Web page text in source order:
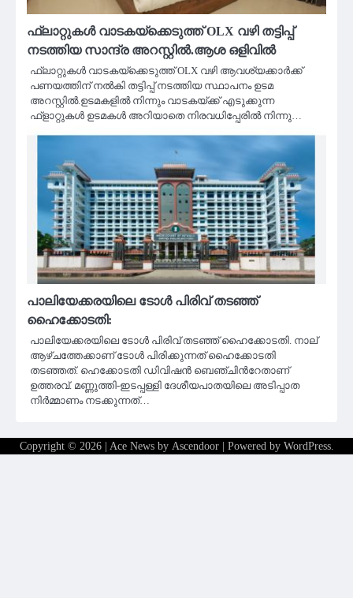
ഫ്ലാറ്റുകൾ വാടകയ്ക്കെടുത്ത് OLX വഴി തട്ടിപ്പ്
നടത്തിയ സാന്ദ്ര അറസ്റ്റിൽ.ആശ ഒളിവിൽ
ഫ്ലാറ്റുകൾ വാടകയ്ക്കെടുത്ത് OLX വഴി ആവശ്യക്കാർക്ക്
പണയത്തിന് നൽകി തട്ടിപ്പ് നടത്തിയ സ്ഥാപനം ഉടമ
അറസ്റ്റിൽ.ഉടമകളിൽ നിന്നും വാടകയ്ക്ക് എടുക്കുന്ന
ഫ്ളാറ്റുകൾ ഉടമകൾ അറിയാതെ നിരവധിപ്പേരിൽ നിന്നു…
പാലിയേക്കരയിലെ ടോള്‍ പിരിവ് തടഞ്ഞ്
ഹൈക്കോടതി:
പാലിയേക്കരയിലെ ടോള്‍ പിരിവ് തടഞ്ഞ് ഹൈക്കോടതി. നാല്
ആഴ്ചത്തേക്കാണ് ടോള്‍ പിരിക്കുന്നത് ഹൈക്കോടതി
തടഞ്ഞത്. ഹെക്കോടതി ഡിവിഷൻ ബെഞ്ചിന്‍റേതാണ്
ഉത്തരവ്. മണ്ണുത്തി-ഇടപ്പള്ളി ദേശീയപാതയിലെ അടിപ്പാത
നിർമ്മാണം നടക്കുന്നത്…
Copyright © 2026 | Ace News by Ascendoor| Powered by WordPress.